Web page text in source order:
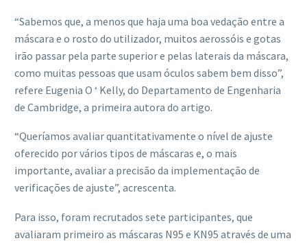
“Sabemos que, a menos que haja uma boa vedação entre a
máscara e o rosto do utilizador, muitos aerossóis e gotas
irão passar pela parte superior e pelas laterais da máscara,
como muitas pessoas que usam óculos sabem bem disso”,
refere Eugenia O ‘ Kelly, do Departamento de Engenharia
de Cambridge, a primeira autora do artigo.
“Queríamos avaliar quantitativamente o nível de ajuste
oferecido por vários tipos de máscaras e, o mais
importante, avaliar a precisão da implementação de
verificações de ajuste”, acrescenta.
Para isso, foram recrutados sete participantes, que
avaliaram primeiro as máscaras N95 e KN95 através de uma